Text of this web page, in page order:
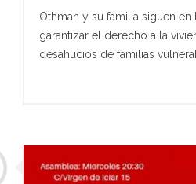
Othman y su familia siguen
garantizar el derecho a la
desahucios de familias